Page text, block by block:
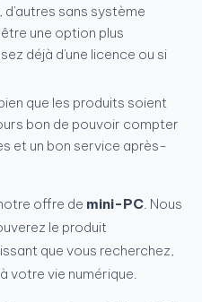
sans système
une option plus
déjà d'une licence ou si
que les produits soient
bon de pouvoir compter
et un bon service après-
offre de mini-PC. Nous
le produit
que vous recherchez,
votre vie numérique.